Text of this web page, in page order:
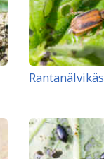
Rantanälvikäs